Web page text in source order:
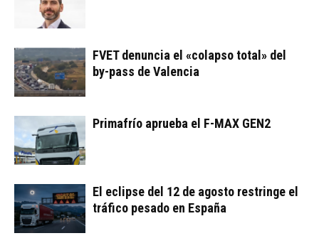
FVET denuncia el «colapso total» del
by-pass de Valencia
Primafrío aprueba el F-MAX GEN2
El eclipse del 12 de agosto restringe el
tráfico pesado en España